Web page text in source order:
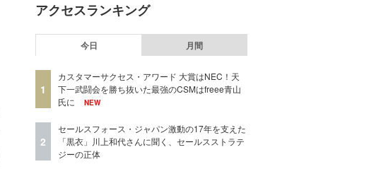
アクセスランキング
今日 月間
1
カスタマーサクセス・アワード 大賞はNEC！天
下一武闘会を勝ち抜いた最強のCSMはfreee青山
氏に
NEW
2
セールスフォース・ジャパン激動の17年を支えた
「黒衣」川上和代さんに聞く、セールスストラテ
ジーの正体